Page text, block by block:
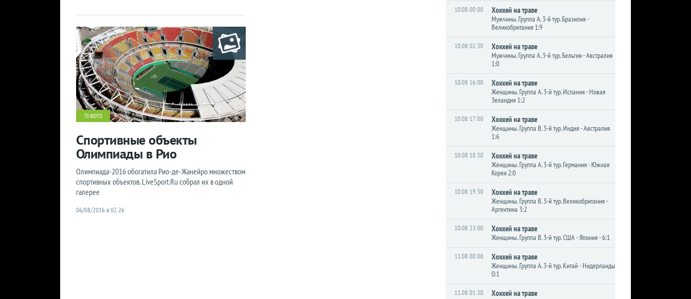
10.08 00:00 Хоккей на траве
Мужчины. Группа A. 3-й тур. Бразилия -
Великобритания 1:9
10.08 02:30 Хоккей на траве
Мужчины. Группа A. 3-й тур. Бельгия - Австралия
1:0
10.08 16:00 Хоккей на траве
Женщины. Группа A. 3-й тур. Испания - Новая
Зеландия 1:2
10.08 17:00 Хоккей на траве
Женщины. Группа B. 3-й тур. Индия - Австралия
1:6
10.08 18:30 Хоккей на траве
Женщины. Группа A. 3-й тур. Германия - Южная
Корея 2:0
10.08 19:30 Хоккей на траве
Женщины. Группа B. 3-й тур. Великобритания -
Аргентина 3:2
10.08 23:00 Хоккей на траве
Женщины. Группа B. 3-й тур. США - Япония - 6:1
11.08 00:00 Хоккей на траве
Женщины. Группа A. 3-й тур. Китай - Нидерланды
0:1
11.08 01:30 Хоккей на траве
70 ФОТО
Спортивные объекты
Олимпиады в Рио
Олимпиада-2016 обогатила Рио-де-Жанейро множеством
спортивных объектов. LiveSport.Ru собрал их в одной
галерее
06/08/2016 в 02:26